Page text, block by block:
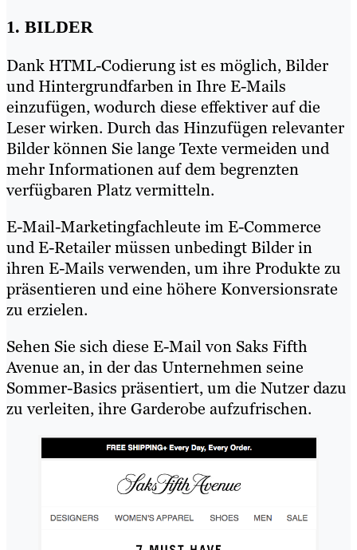
1. BILDER
Dank HTML-Codierung ist es möglich, Bilder
und Hintergrundfarben in Ihre E-Mails
einzufügen, wodurch diese effektiver auf die
Leser wirken. Durch das Hinzufügen relevanter
Bilder können Sie lange Texte vermeiden und
mehr Informationen auf dem begrenzten
verfügbaren Platz vermitteln.
E-Mail-Marketingfachleute im E-Commerce
und E-Retailer müssen unbedingt Bilder in
ihren E-Mails verwenden, um ihre Produkte zu
präsentieren und eine höhere Konversionsrate
zu erzielen.
Sehen Sie sich diese E-Mail von Saks Fifth
Avenue an, in der das Unternehmen seine
Sommer-Basics präsentiert, um die Nutzer dazu
zu verleiten, ihre Garderobe aufzufrischen.